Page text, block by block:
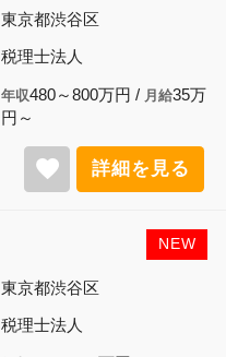
東京都渋谷区
税理士法人
年収480～800万円 / 月給35万
円～
favorite 詳細を見る
NEW
東京都渋谷区
税理士法人